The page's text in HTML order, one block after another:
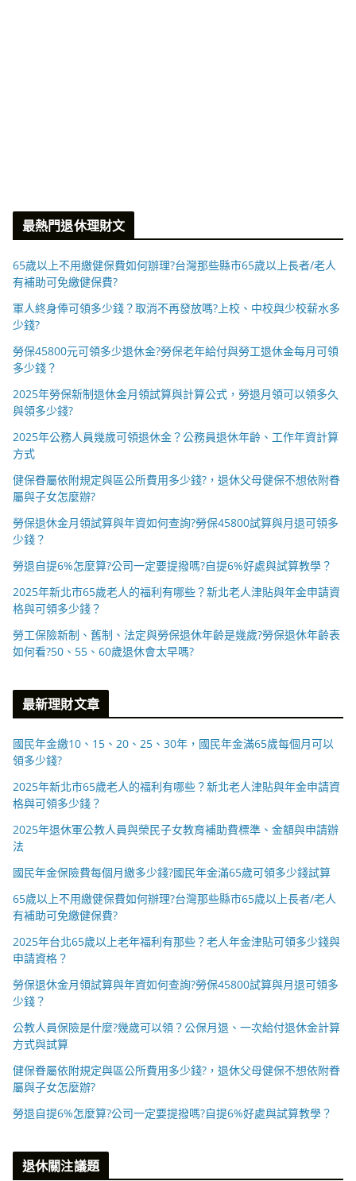
最熱門退休理財文
65歲以上不用繳健保費如何辦理?台灣那些縣市65歲以上長者/老人
有補助可免繳健保費?
軍人終身俸可領多少錢？取消不再發放嗎?上校、中校與少校薪水多
少錢?
勞保45800元可領多少退休金?勞保老年給付與勞工退休金每月可領
多少錢？
2025年勞保新制退休金月領試算與計算公式，勞退月領可以領多久
與領多少錢?
2025年公務人員幾歲可領退休金？公務員退休年齡、工作年資計算
方式
健保眷屬依附規定與區公所費用多少錢?，退休父母健保不想依附眷
屬與子女怎麼辦?
勞保退休金月領試算與年資如何查詢?勞保45800試算與月退可領多
少錢？
勞退自提6%怎麼算?公司一定要提撥嗎?自提6%好處與試算教學？
2025年新北市65歲老人的福利有哪些？新北老人津貼與年金申請資
格與可領多少錢？
勞工保險新制、舊制、法定與勞保退休年齡是幾歲?勞保退休年齡表
如何看?50、55、60歲退休會太早嗎?
最新理財文章
國民年金繳10、15、20、25、30年，國民年金滿65歲每個月可以
領多少錢?
2025年新北市65歲老人的福利有哪些？新北老人津貼與年金申請資
格與可領多少錢？
2025年退休軍公教人員與榮民子女教育補助費標準、金額與申請辦
法
國民年金保險費每個月繳多少錢?國民年金滿65歲可領多少錢試算
65歲以上不用繳健保費如何辦理?台灣那些縣市65歲以上長者/老人
有補助可免繳健保費?
2025年台北65歲以上老年福利有那些？老人年金津貼可領多少錢與
申請資格？
勞保退休金月領試算與年資如何查詢?勞保45800試算與月退可領多
少錢？
公教人員保險是什麼?幾歲可以領？公保月退、一次給付退休金計算
方式與試算
健保眷屬依附規定與區公所費用多少錢?，退休父母健保不想依附眷
屬與子女怎麼辦?
勞退自提6%怎麼算?公司一定要提撥嗎?自提6%好處與試算教學？
退休關注議題